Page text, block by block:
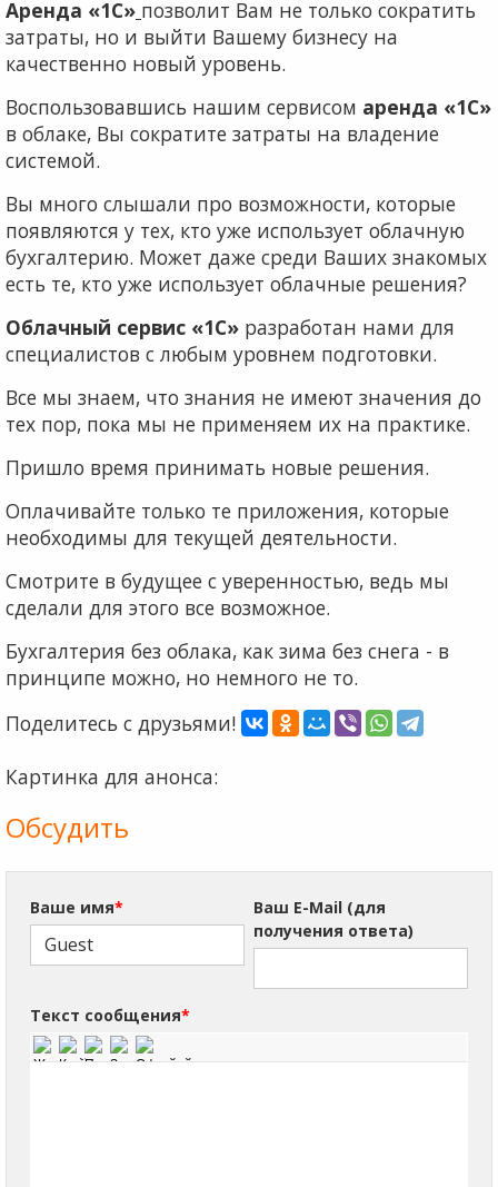
Аренда «1С» позволит Вам не только сократить
затраты, но и выйти Вашему бизнесу на
качественно новый уровень.
Воспользовавшись нашим сервисом аренда «1С»
в облаке, Вы сократите затраты на владение
системой.
Вы много слышали про возможности, которые
появляются у тех, кто уже использует облачную
бухгалтерию. Может даже среди Ваших знакомых
есть те, кто уже использует облачные решения?
Облачный сервис «1С» разработан нами для
специалистов с любым уровнем подготовки.
Все мы знаем, что знания не имеют значения до
тех пор, пока мы не применяем их на практике.
Пришло время принимать новые решения.
Оплачивайте только те приложения, которые
необходимы для текущей деятельности.
Смотрите в будущее с уверенностью, ведь мы
сделали для этого все возможное.
Бухгалтерия без облака, как зима без снега - в
принципе можно, но немного не то.
Поделитесь с друзьями!
Картинка для анонса:
Обсудить
Ваше имя*
Ваш E-Mail (для
получения ответа)
Текст сообщения*